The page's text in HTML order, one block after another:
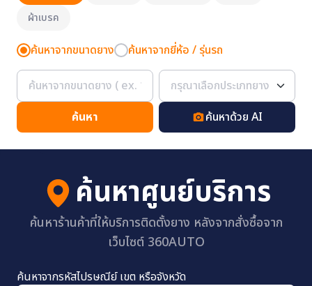
ผ้าเบรค
ค้นหาจากขนาดยาง ค้นหาจากยี่ห้อ / รุ่นรถ
ค้นหา ค้นหาด้วย AI
ค้นหาศูนย์บริการ
ค้นหาร้านค้าที่ให้บริการติดตั้งยาง หลังจากสั่งซื้อจาก
เว็บไซต์ 360AUTO
ค้นหาจากรหัสไปรษณีย์ เขต หรือจังหวัด